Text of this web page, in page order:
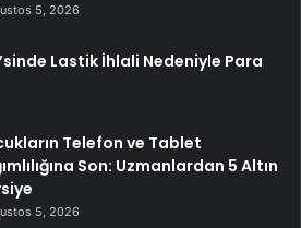
5, 2026
Lastik İhlali Nedeniyle Para
Telefon ve Tablet
Son: Uzmanlardan 5 Altın
5, 2026